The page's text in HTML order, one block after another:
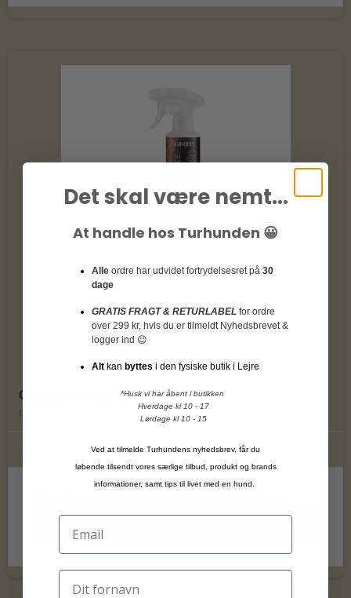
Grangers Performance Repel Plus
Gangers
Det skal være nemt...
At handle hos Turhunden 😀
Alle ordre har udvidet fortrydelsesret på 30
dage
GRATIS FRAGT & RETURLABEL for ordre
over 299 kr, hvis du er tilmeldt Nyhedsbrevet &
logger ind 😉
Alt kan byttes i den fysiske butik i Lejre
*Husk vi har åbent i butikken
Hverdage kl 10 - 17
Lørdage kl 10 - 15
Ved at tilmelde Turhundens nyhedsbrev, får du
løbende tilsendt vores særlige tilbud, produkt og brands
informationer, samt tips til livet med en hund.